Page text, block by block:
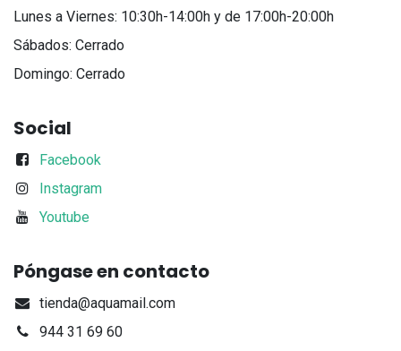
Lunes a Viernes: 10:30h-14:00h y de 17:00h-20:00h
Sábados: Cerrado
Domingo: Cerrado
Social
Facebook
Instagram
Youtube
Póngase en contacto
tienda@aquamail.com
944 31 69 60